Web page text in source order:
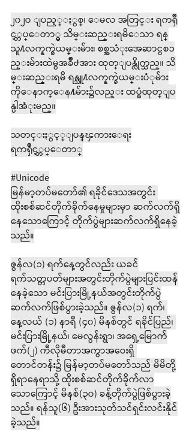
၂၀၂၀ ျပည့္ႏွစ္၊ ေမလ အတြင္း ရကၡိဳ
င့္တပ္ေတာ္မွ သိမ္းဆည္းရမိေသာ ရန္
သူ႔လက္နက္ခဲယမ္းမ်ား၊ စစ္အသံုးအေဆာင္ပစၥ
ည္းမ်ားထဲမွအခ်ိဳ႕အား ထုတ္ျပန္လိုက္သည္။ သိ
မ္းဆည္းရမိ ရန္သူ႔လက္နက္ခဲယမ္းပံုမ်ား
ကိုေနာက္ေန႔မ်ား၌လည္း ထပ္မံထုတ္ျပ
န္ပါအံုးမည္။
သတင္းႏွင့္ျပန္ၾကားေရး
ရကၡိဳင့္တပ္ေတာ္
#Unicode
မြန်မာ့တပ်မတော်၏ ရခိုင်ဒေသအတွင်း
ထိုးစစ်ဆင်တိုက်ခိုက်နေမှုများမှာ ဆက်လက်ရှိ
နေသောကြောင့် တိုက်ပွဲများဆက်လက်ရှိနေခဲ့
သည်။
ဇွန်လ(၁) ရက်နေ့တွင်လည်း ယခင်
ရက်သတ္တပတ်များအတွင်းတိုက်ပွဲများပြင်းထန်
နေခဲ့သော မင်းပြားမြို့နယ်အတွင်းတိုက်ပွဲ
ဆက်လက်ဖြစ်ပွားခဲ့သည်။ ဇွန်လ(၁) ရက်၊
နေ့လယ် (၁) နာရီ (၄၀) မိနစ်တွင် ရခိုင်ပြည်၊
မင်းပြားမြို့နယ်၊ မေလွန်းရွာ၊ အရှေ့မြောက်
ဖက်(၂) ကီလိုမီတာအကွာအဝေးရှိ
တောင်တန်း၌ မြန်မာ့တပ်မတော်သည် မိမိတို့
ရှိရာနေရာသို့ ထိုးစစ်ဆင်တိုက်ခိုက်လာ
သောကြောင့် မိနစ်(၃၀) ခန့်တိုက်ပွဲဖြစ်ပွားခဲ့
သည်။ ရန်သူ(၆) ဦးအားသုတ်သင်ရှင်းလင်းနိုင်
ခဲ့သည်။